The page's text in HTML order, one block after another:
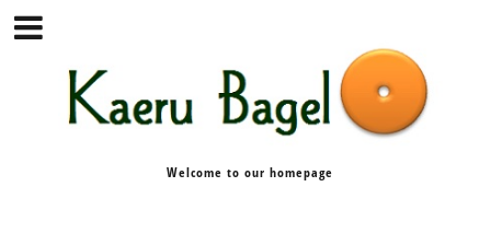
Welcome to our homepage